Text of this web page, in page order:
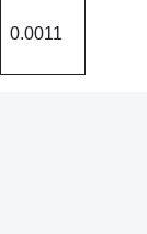
0.0011